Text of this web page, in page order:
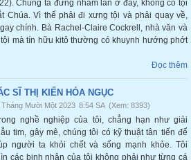
Chúng ta đừng nhầm lẫn ở đây, không có tội
Chúa. Vì thế phải đi xưng tội và phải quay về,
chính. Bà Rachel-Claire Cockrell, nhà văn và
mà tín hữu kitô thường có khuynh hướng phớt
Đọc thêm
SĨ THỊ KIẾN HỎA NGỤC
Tháng Mười Một 2023 8:54 SA (Xem: 8393)
nghề nghiệp của tôi, chẳng hạn như giải
tim, gây mê, chúng tôi có kỹ thuật tân tiến để
người ta khỏi chết và sống mạnh khỏe. Tôi
các bịnh nhân của tôi không phải như từng cá